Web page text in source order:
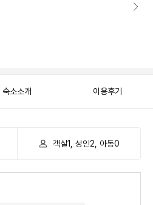
숙소소개 이용후기
객실1, 성인2, 아동0